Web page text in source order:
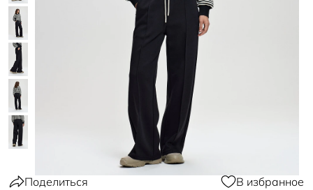
Поделиться В избранное